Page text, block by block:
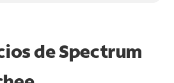
de Spectrum